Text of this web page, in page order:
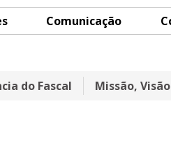
Comunicação
do Fascal Missão,